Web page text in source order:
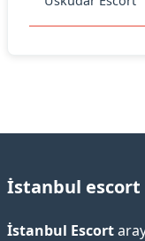
İstanbul escort
İstanbul Escort